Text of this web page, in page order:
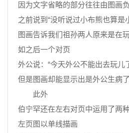
因为文字省略的部分往往由图画
之前说到“没听说过小布熊也算是
图画告诉我们祖孙两人原来是在
如之后一个对页
外公说：“今天外公不能出去玩儿
但是图画却能显示出是外公生病了
此外
伯宁罕还在左右对页中运用了两
左页图以单线描画